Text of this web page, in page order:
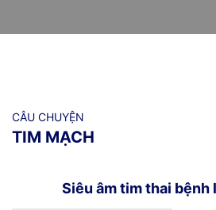
CÂU CHUYỆN
TIM MẠCH
Siêu âm tim thai bệnh